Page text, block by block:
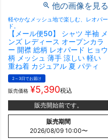
他の画像を見る
軽やかなメッシュ地で楽しむ、レオパー
ド。
【メール便50】 シャツ 半袖 メ
ンズ レディース オープンカラ
ー 開襟 総柄 レオパード ヒョウ
柄 メッシュ 薄手 涼しい 軽い
重ね着 カジュアル 夏 パティ
2～3日でお届け
販売価格 ¥5,390税込
販売開始前です。
販売期間
2026/08/09 10:00〜